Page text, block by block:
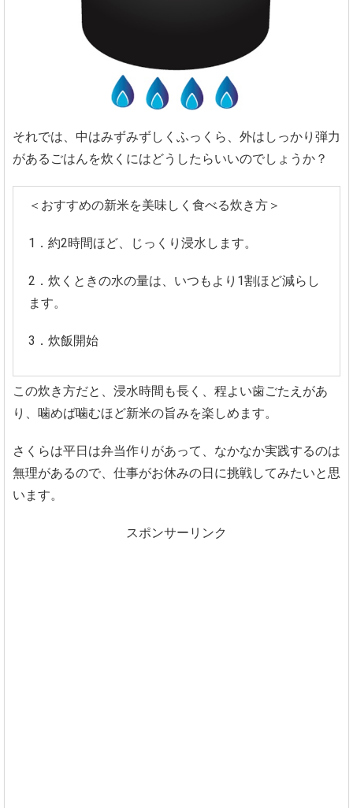
それでは、中はみずみずしくふっくら、外はしっかり弾力
があるごはんを炊くにはどうしたらいいのでしょうか？
＜おすすめの新米を美味しく食べる炊き方＞
1．約2時間ほど、じっくり浸水します。
2．炊くときの水の量は、いつもより1割ほど減らし
ます。
3．炊飯開始
この炊き方だと、浸水時間も長く、程よい歯ごたえがあ
り、噛めば噛むほど新米の旨みを楽しめます。
さくらは平日は弁当作りがあって、なかなか実践するのは
無理があるので、仕事がお休みの日に挑戦してみたいと思
います。
スポンサーリンク